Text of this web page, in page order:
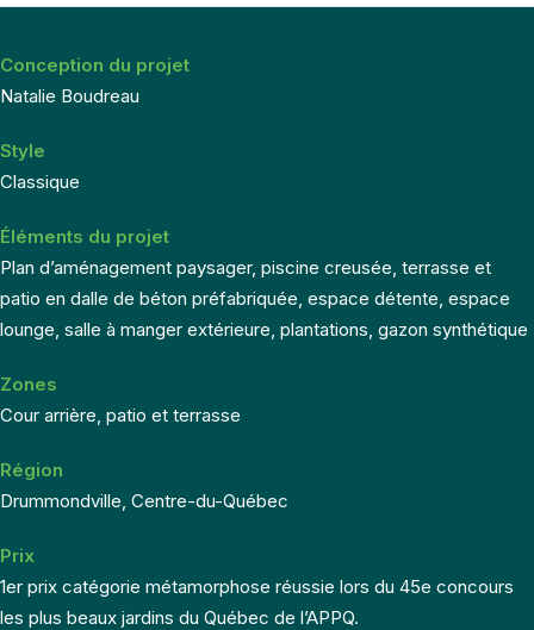
Conception du projet
Natalie Boudreau
Style
Classique
Éléments du projet
Plan d’aménagement paysager, piscine creusée, terrasse et
patio en dalle de béton préfabriquée, espace détente, espace
lounge, salle à manger extérieure, plantations, gazon synthétique
Zones
Cour arrière, patio et terrasse
Région
Drummondville, Centre-du-Québec
Prix
1er prix catégorie métamorphose réussie lors du 45e concours
les plus beaux jardins du Québec de l’APPQ.